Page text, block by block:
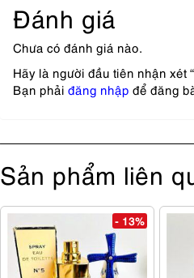
Đánh giá
Chưa có đánh giá nào.
Hãy là người đầu tiên nhận xét
Bạn phải đăng nhập để đăng
Sản phẩm liên
- 13%